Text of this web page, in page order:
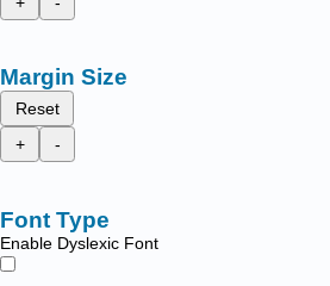
Margin Size
Reset
+
-
Font Type
Enable Dyslexic Font